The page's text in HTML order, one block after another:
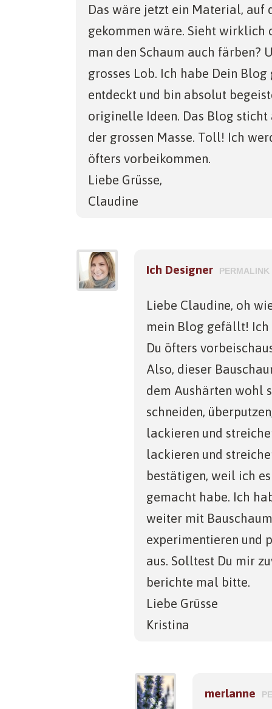
Das wäre jetzt ein Material, auf
gekommen wäre. Sieht wirklich
man den Schaum auch färben?
grosses Lob. Ich habe Dein Blog
entdeckt und bin absolut
originelle Ideen. Das Blog sticht
der grossen Masse. Toll! Ich
öfters vorbeikommen.
Liebe Grüsse,
Claudine
Ich Designer PERMALINK
Liebe Claudine, oh
mein Blog gefällt! Ich
Du öfters
Also, dieser
dem Aushärten wohl
schneiden,
lackieren und
lackieren und
bestätigen, weil ich
gemacht habe. Ich
weiter mit
experimentieren und
aus. Solltest Du mir
berichte mal bitte.
Liebe Grüsse
Kristina
merlanne